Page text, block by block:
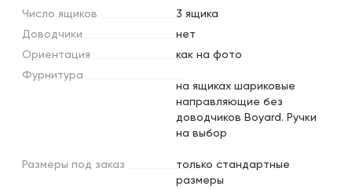
Число ящиков
3 ящика
Доводчики
нет
Ориентация
как на фото
Фурнитура
на ящиках шариковые
направляющие без
доводчиков Boyard. Ручки
на выбор
Размеры под заказ
только стандартные
размеры